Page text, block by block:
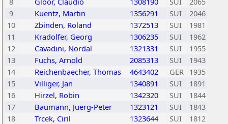
9
Kuentz, Martin 1356291 SUI
2046
10
Zbinden, Roland 1372513 SUI
1981
11
Kradolfer, Georg 1306235 SUI
1962
12
Cavadini, Nordal 1321331 SUI
1955
13
Fuchs, Arnold 2085313 SUI
1943
14
Reichenbaecher, Thomas 4643402 GER 1935
15
Villiger, Jan 1340891 SUI
1891
16
Hirzel, Robin 1342320 SUI
1844
17
Baumann, Juerg-Peter 1323121 SUI
1843
18
Trcek, Ciril 1323644 SUI
1812